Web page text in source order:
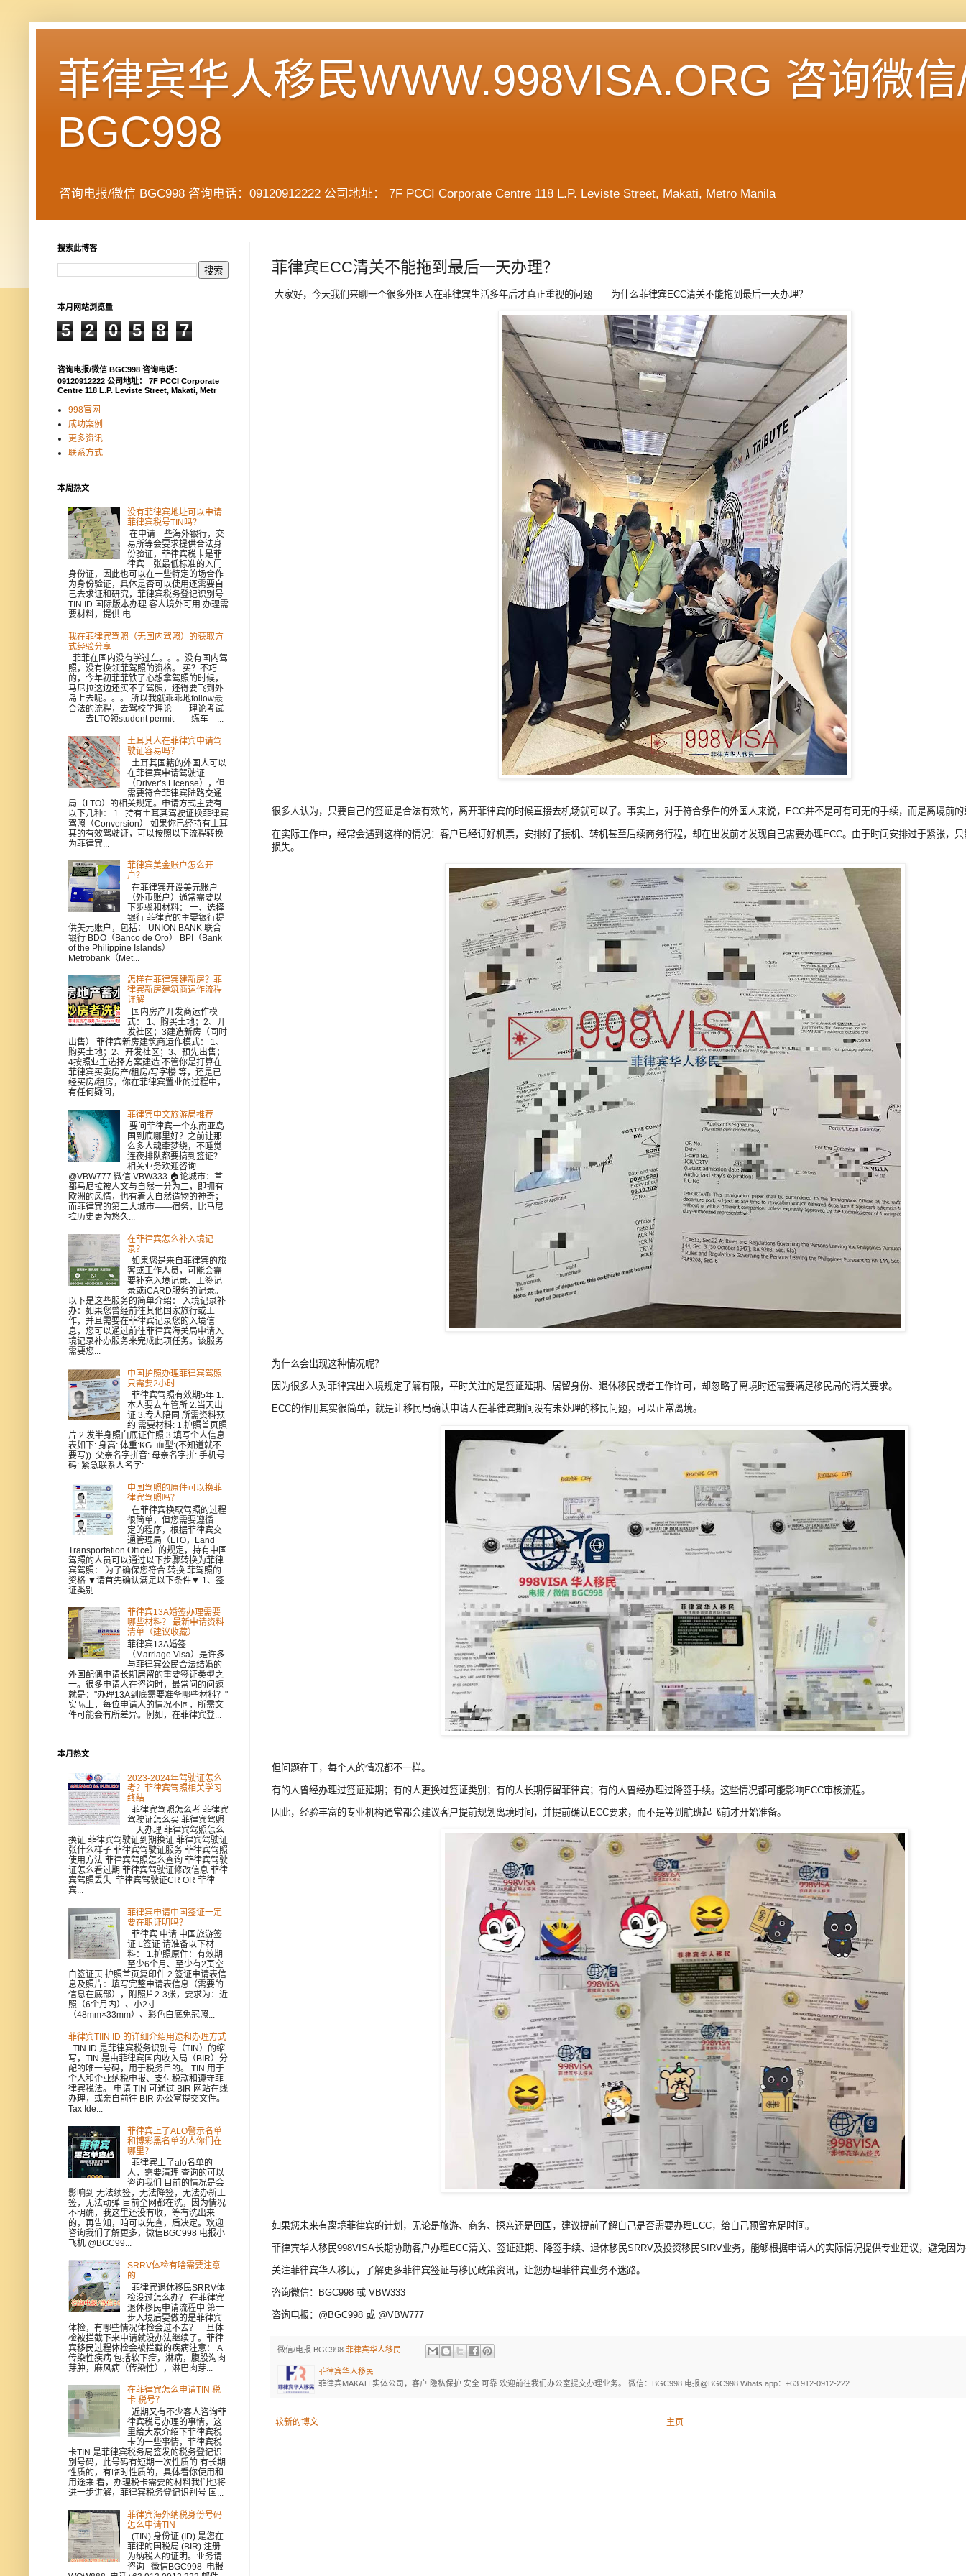
菲律宾华人移民WWW.998VISA.ORG 咨询微
BGC998
咨询电报/微信 BGC998 咨询电话：09120912222 公司地址： 7F PCCI Corporate Centre 118 L.P. Leviste Street, Makati, Metro Manila
菲律宾ECC清关不能拖到最后一天办理？
大家好，今天我们来聊一个很多外国人在菲律宾生活多年后才真正重视的问题——为什么菲律宾ECC清关不能拖到最后一天办理？
很多人认为，只要自己的签证是合法有效的，离开菲律宾的时候直接去机场就可以了。事实上，对于符合条件的外国人来说，ECC并不是可有可无的手续，而是离境前
在实际工作中，经常会遇到这样的情况：客户已经订好机票，安排好了接机、转机甚至后续商务行程，却在出发前才发现自己需要办理ECC。由于时间安排过于紧张，
损失。
为什么会出现这种情况呢？
因为很多人对菲律宾出入境规定了解有限，平时关注的是签证延期、居留身份、退休移民或者工作许可，却忽略了离境时还需要满足移民局的清关要求。
ECC的作用其实很简单，就是让移民局确认申请人在菲律宾期间没有未处理的移民问题，可以正常离境。
但问题在于，每个人的情况都不一样。
有的人曾经办理过签证延期；有的人更换过签证类别；有的人长期停留菲律宾；有的人曾经办理过降签手续。这些情况都可能影响ECC审核流程。
因此，经验丰富的专业机构通常都会建议客户提前规划离境时间，并提前确认ECC要求，而不是等到航班起飞前才开始准备。
如果您未来有离境菲律宾的计划，无论是旅游、商务、探亲还是回国，建议提前了解自己是否需要办理ECC，给自己预留充足时间。
菲律宾华人移民998VISA长期协助客户办理ECC清关、签证延期、降签手续、退休移民SRRV及投资移民SIRV业务，能够根据申请人的实际情况提供专业建议，避免因
关注菲律宾华人移民，了解更多菲律宾签证与移民政策资讯，让您办理菲律宾业务不迷路。
咨询微信：BGC998 或 VBW333
咨询电报：@BGC998 或 @VBW777
微信/电报 BGC998 菲律宾华人移民
菲律宾华人移民
菲律宾MAKATI 实体公司，客户 隐私保护 安全 可靠 欢迎前往我们办公室提交办理业务。 微信：BGC998 电报@BGC998 Whats app：+63 912-0912-222
较新的博文 主页
搜索此博客
本月网站浏览量
5 2 0 5 8 7
咨询电报/微信 BGC998 咨询电话：
09120912222 公司地址： 7F PCCI Corporate
Centre 118 L.P. Leviste Street, Makati, Metr
998官网
成功案例
更多资讯
联系方式
本周热文
没有菲律宾地址可以申请
菲律宾税号TIN吗？
在申请一些海外银行，交
易所等会要求提供合法身
份验证，菲律宾税卡是菲
律宾一张最低标准的入门
身份证，因此也可以在一些特定的场合作
为身份验证，具体是否可以使用还需要自
己去求证和研究，菲律宾税务登记识别号
TIN ID 国际版本办理 客人境外可用 办理需
要材料，提供 电...
我在菲律宾驾照（无国内驾照）的获取方
式经验分享
菲菲在国内没有学过车。。。没有国内驾
照，没有换领菲驾照的资格。 买？不巧
的，今年初菲菲铁了心想拿驾照的时候，
马尼拉这边还买不了驾照，还得要飞到外
岛上去呢。。。 所以我就乖乖地follow最
合法的流程，去驾校学理论——理论考试
——去LTO领student permit——练车—...
土耳其人在菲律宾申请驾
驶证容易吗？
土耳其国籍的外国人可以
在菲律宾申请驾驶证
（Driver’s License），但
需要符合菲律宾陆路交通
局（LTO）的相关规定。申请方式主要有
以下几种： 1. 持有土耳其驾驶证换菲律宾
驾照（Conversion） 如果你已经持有土耳
其的有效驾驶证，可以按照以下流程转换
为菲律宾...
菲律宾美金账户怎么开
户？
在菲律宾开设美元账户
（外币账户）通常需要以
下步骤和材料： 一、选择
银行 菲律宾的主要银行提
供美元账户，包括： UNION BANK 联合
银行 BDO（Banco de Oro） BPI（Bank
of the Philippine Islands）
Metrobank（Met...
怎样在菲律宾建新房？菲
律宾新房建筑商运作流程
详解
国内房产开发商运作模
式： 1、购买土地；2、开
发社区；3建造新房（同时
出售） 菲律宾新房建筑商运作模式： 1、
购买土地；2、开发社区；3、预先出售；
4按照业主选择方案建造 不管你是打算在
菲律宾买卖房产/租房/写字楼 等，还是已
经买房/租房，你在菲律宾置业的过程中，
有任何疑问，...
菲律宾中文旅游局推荐
要问菲律宾一个东南亚岛
国到底哪里好？之前让那
么多人魂牵梦绕，不睡觉
连夜排队都要搞到签证？
相关业务欢迎咨询
@VBW777 微信 VBW333 🏠论城市：首
都马尼拉被人文与自然一分为二，即拥有
欧洲的风情，也有着大自然造物的神奇；
而菲律宾的第二大城市——宿务，比马尼
拉历史更为悠久...
在菲律宾怎么补入境记
录？
如果您是来自菲律宾的旅
客或工作人员，可能会需
要补充入境记录、工签记
录或iCARD服务的记录。
以下是这些服务的简单介绍： 入境记录补
办：如果您曾经前往其他国家旅行或工
作，并且需要在菲律宾记录您的入境信
息，您可以通过前往菲律宾海关局申请入
境记录补办服务来完成此项任务。该服务
需要您...
中国护照办理菲律宾驾照
只需要2小时
菲律宾驾照有效期5年 1.
本人要去车管所 2.当天出
证 3.专人陪同 所需资料预
约 需要材料: 1.护照首页照
片 2.发半身照白底证件照 3.填写个人信息
表如下: 身高: 体重:KG 血型:(不知道就不
要写)) 父亲名字拼音: 母亲名字拼: 手机号
码: 紧急联系人名字: ...
中国驾照的原件可以换菲
律宾驾照吗？
在菲律宾换取驾照的过程
很简单，但您需要遵循一
定的程序，根据菲律宾交
通管理局（LTO，Land
Transportation Office）的规定，持有中国
驾照的人员可以通过以下步骤转换为菲律
宾驾照： 为了确保您符合 转换 菲驾照的
资格 ▼请首先确认满足以下条件▼ 1、签
证类别...
菲律宾13A婚签办理需要
哪些材料？ 最新申请资料
清单（建议收藏）
菲律宾13A婚签
（Marriage Visa）是许多
与菲律宾公民合法结婚的
外国配偶申请长期居留的重要签证类型之
一。很多申请人在咨询时，最常问的问题
就是："办理13A到底需要准备哪些材料？"
实际上，每位申请人的情况不同，所需文
件可能会有所差异。例如，在菲律宾登...
本月热文
2023-2024年驾驶证怎么
考？菲律宾驾照相关学习
终结
菲律宾驾照怎么考 菲律宾
驾驶证怎么买 菲律宾驾照
一天办理 菲律宾驾照怎么
换证 菲律宾驾驶证到期换证 菲律宾驾驶证
张什么样子 菲律宾驾驶证服务 菲律宾驾照
使用方法 菲律宾驾照怎么查询 菲律宾驾驶
证怎么看过期 菲律宾驾驶证修改信息 菲律
宾驾照丢失 菲律宾驾驶证CR OR 菲律
宾...
菲律宾申请中国签证一定
要在职证明吗？
菲律宾 申请 中国旅游签
证 L签证 请准备以下材
料： 1.护照原件：有效期
至少6个月、至少有2页空
白签证页 护照首页复印件 2.签证申请表信
息及照片：填写完整申请表信息（需要的
信息在底部），附照片2-3张，要求为：近
照（6个月内）、小2寸
（48mm×33mm）、彩色白底免冠照...
菲律宾TIIN ID 的详细介绍用途和办理方式
TIN ID 是菲律宾税务识别号（TIN）的缩
写，TIN 是由菲律宾国内收入局（BIR）分
配的唯一号码，用于税务目的。 TIN 用于
个人和企业纳税申报、支付税款和遵守菲
律宾税法。 申请 TIN 可通过 BIR 网站在线
办理，或亲自前往 BIR 办公室提交文件。
Tax Ide...
菲律宾上了ALO警示名单
和博彩黑名单的人你们在
哪里？
菲律宾上了alo名单的
人，需要清理 查询的可以
咨询我们 目前的情况是会
影响到 无法续签，无法降签，无法办新工
签，无法动弹 目前全网都在洗，因为情况
不明确，我这里还没有收，等有洗出来
的，再告知，咱可以先查，后决定。欢迎
咨询我们了解更多，微信BGC998 电报小
飞机 @BGC99...
SRRV体检有啥需要注意
的
菲律宾退休移民SRRV体
检没过怎么办？ 在菲律宾
退休移民申请流程中 第一
步入境后要做的是菲律宾
体检，有哪些情况体检会过不去？一旦体
检被拦截下来申请就没办法继续了。菲律
宾移民过程体检会被拦截的疾病注意： A
传染性疾病 包括软下疳，淋病，腹股沟肉
芽肿，麻风病（传染性），淋巴肉芽...
在菲律宾怎么申请TIN 税
卡 税号？
近期又有不少客人咨询菲
律宾税号办理的事情，这
里给大家介绍下菲律宾税
卡的一些事情，菲律宾税
卡TIN 是菲律宾税务局签发的税务登记识
别号码，此号码有短期一次性质的 有长期
性质的，有临时性质的，具体看你使用和
用途来 看，办理税卡需要的材料我们也将
进一步讲解，菲律宾税务登记识别号 国...
菲律宾海外纳税身份号码
怎么申请TIN
(TIN) 身份证 (ID) 是您在
菲律的国税局 (BIR) 注册
为纳税人的证明。业务请
咨询 微信BGC998 电报